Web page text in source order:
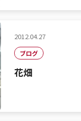
2012.04.27
ブログ
花畑